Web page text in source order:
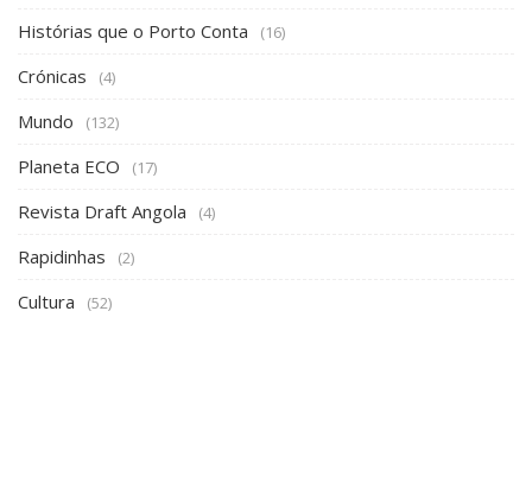
Histórias que o Porto Conta (16)
Crónicas (4)
Mundo (132)
Planeta ECO (17)
Revista Draft Angola (4)
Rapidinhas (2)
Cultura (52)